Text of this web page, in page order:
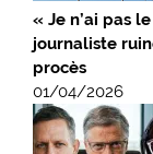
« Je n’ai pas
journaliste
procès
01/04/2026